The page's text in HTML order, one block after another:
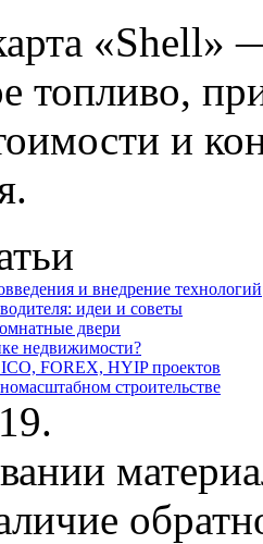
«Shell»
топливо,
и
и внедрение технологий
идеи и советы
двери
недвижимости?
FOREX, HYIP проектов
строительстве